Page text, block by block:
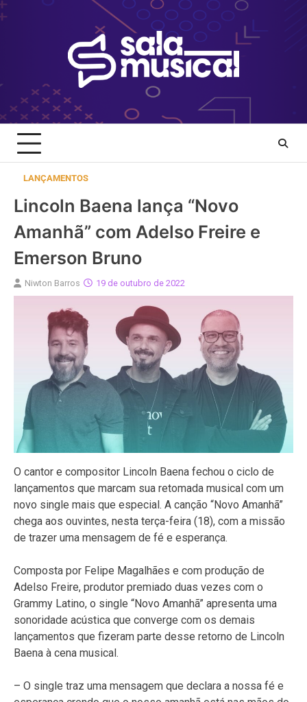
Skip
to
LANÇAMENTOS
Lincoln Baena lança “Novo
Amanhã” com Adelso Freire e
Emerson Bruno
Niwton Barros 19 de outubro de 2022
O cantor e compositor Lincoln Baena fechou o ciclo de
lançamentos que marcam sua retomada musical com um
novo single mais que especial. A canção “Novo Amanhã”
chega aos ouvintes, nesta terça-feira (18), com a missão
de trazer uma mensagem de fé e esperança.
Composta por Felipe Magalhães e com produção de
Adelso Freire, produtor premiado duas vezes com o
Grammy Latino, o single “Novo Amanhã” apresenta uma
sonoridade acústica que converge com os demais
lançamentos que fizeram parte desse retorno de Lincoln
Baena à cena musical.
– O single traz uma mensagem que declara a nossa fé e